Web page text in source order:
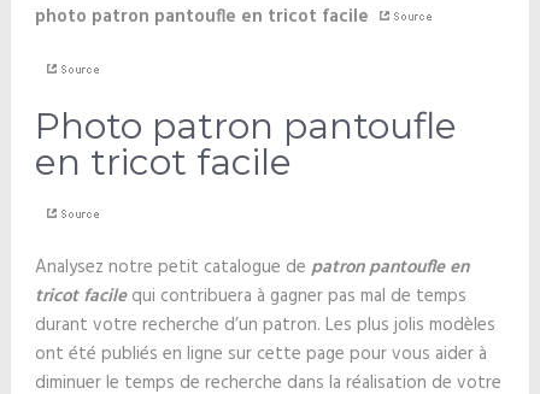
photo patron pantoufle en tricot facile
Photo patron pantoufle
en tricot facile
Analysez notre petit catalogue de patron pantoufle en
tricot facilequi contribuera à gagner pas mal de temps
durant votre recherche d’un patron. Les plus jolis modèles
ont été publiés en ligne sur cette page pour vous aider à
diminuer le temps de recherche dans la réalisation de votre